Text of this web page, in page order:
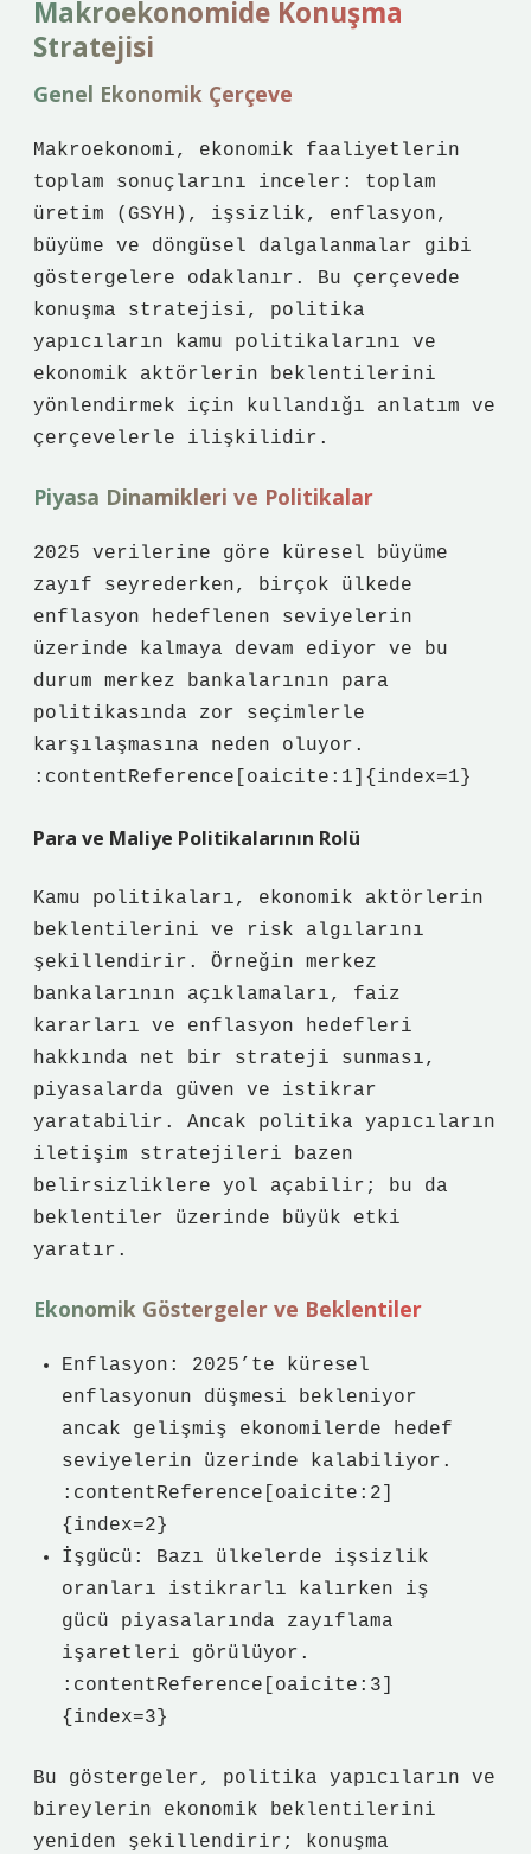
Makroekonomide Konuşma
Stratejisi
Genel Ekonomik Çerçeve
Makroekonomi, ekonomik faaliyetlerin
toplam sonuçlarını inceler: toplam
üretim (GSYH), işsizlik, enflasyon,
büyüme ve döngüsel dalgalanmalar gibi
göstergelere odaklanır. Bu çerçevede
konuşma stratejisi, politika
yapıcıların kamu politikalarını ve
ekonomik aktörlerin beklentilerini
yönlendirmek için kullandığı anlatım ve
çerçevelerle ilişkilidir.
Piyasa Dinamikleri ve Politikalar
2025 verilerine göre küresel büyüme
zayıf seyrederken, birçok ülkede
enflasyon hedeflenen seviyelerin
üzerinde kalmaya devam ediyor ve bu
durum merkez bankalarının para
politikasında zor seçimlerle
karşılaşmasına neden oluyor.
:contentReference[oaicite:1]{index=1}
Para ve Maliye Politikalarının Rolü
Kamu politikaları, ekonomik aktörlerin
beklentilerini ve risk algılarını
şekillendirir. Örneğin merkez
bankalarının açıklamaları, faiz
kararları ve enflasyon hedefleri
hakkında net bir strateji sunması,
piyasalarda güven ve istikrar
yaratabilir. Ancak politika yapıcıların
iletişim stratejileri bazen
belirsizliklere yol açabilir; bu da
beklentiler üzerinde büyük etki
yaratır.
Ekonomik Göstergeler ve Beklentiler
Enflasyon: 2025’te küresel
enflasyonun düşmesi bekleniyor
ancak gelişmiş ekonomilerde hedef
seviyelerin üzerinde kalabiliyor.
:contentReference[oaicite:2]
{index=2}
İşgücü: Bazı ülkelerde işsizlik
oranları istikrarlı kalırken iş
gücü piyasalarında zayıflama
işaretleri görülüyor.
:contentReference[oaicite:3]
{index=3}
Bu göstergeler, politika yapıcıların ve
bireylerin ekonomik beklentilerini
yeniden şekillendirir; konuşma